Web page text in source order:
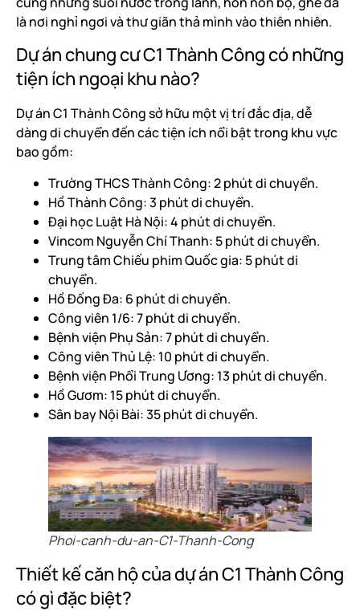
là nơi nghỉ ngơi và thư giãn thả mình vào thiên nhiên.
Dự án chung cư C1 Thành Công có những
tiện ích ngoại khu nào?
Dự án C1 Thành Công sở hữu một vị trí đắc địa, dễ
dàng di chuyển đến các tiện ích nổi bật trong khu vực
bao gồm:
Trường THCS Thành Công: 2 phút di chuyển.
Hồ Thành Công: 3 phút di chuyển.
Đại học Luật Hà Nội: 4 phút di chuyển.
Vincom Nguyễn Chí Thanh: 5 phút di chuyển.
Trung tâm Chiếu phim Quốc gia: 5 phút di
chuyển.
Hồ Đống Đa: 6 phút di chuyển.
Công viên 1/6: 7 phút di chuyển.
Bệnh viện Phụ Sản: 7 phút di chuyển.
Công viên Thủ Lệ: 10 phút di chuyển.
Bệnh viện Phổi Trung Ương: 13 phút di chuyển.
Hồ Gươm: 15 phút di chuyển.
Sân bay Nội Bài: 35 phút di chuyển.
Phoi-canh-du-an-C1-Thanh-Cong
Thiết kế căn hộ của dự án C1 Thành Công
có gì đặc biệt?